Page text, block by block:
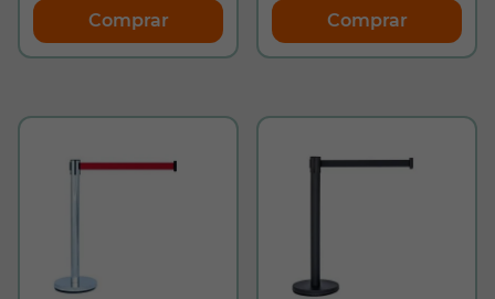
Comprar Comprar